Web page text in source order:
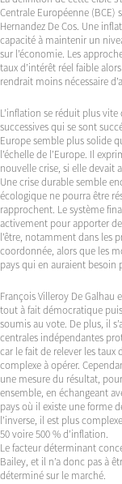
Centrale Européenne (BCE)
Hernandez De Cos. Une
capacité à maintenir un
sur l’économie. Les
taux d’intérêt réel faible
rendrait moins nécessaire
L’inflation se réduit plus vite
successives qui se sont
Europe semble plus solide
l’échelle de l’Europe. Il
nouvelle crise, si elle devait
Une crise durable semble
écologique ne pourra être
rapprochent. Le système
activement pour apporter
l’être, notamment dans les
coordonnée, alors que les
pays qui en auraient
François Villeroy De Galhau
tout à fait démocratique
soumis au vote. De plus, il
centrales indépendantes
car le fait de relever les taux
complexe à opérer.
une mesure du résultat,
ensemble, en échangeant
pays où il existe une forme
l’inverse, il est plus
50 voire 500 % d’inflation.
Le facteur déterminant
Bailey, et il n’a donc pas à
déterminé sur le marché.